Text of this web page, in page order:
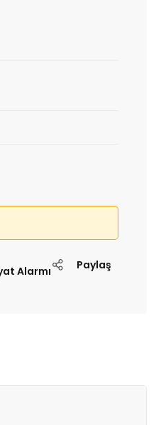
Alarmı Paylaş